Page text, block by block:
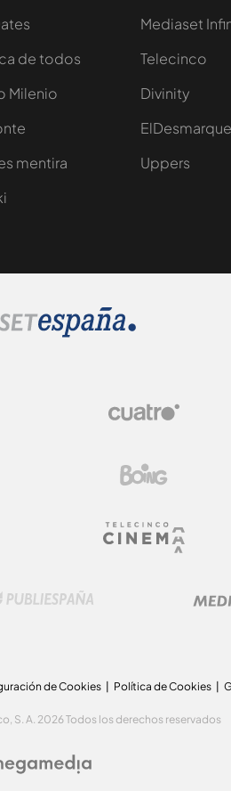
de todos
Milenio
mentira
Mediaset
Telecinco
Divinity
ElDesmarque
Uppers
de Cookies Política de Cookies
S. A. 2026 Todos los derechos reservados